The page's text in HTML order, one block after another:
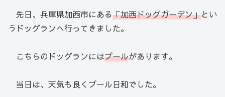
先日、兵庫県加西市にある「加西ドッグガーデン」とい
うドッグランへ行ってきました。
こちらのドッグランにはプールがあります。
当日は、天気も良くプール日和でした。